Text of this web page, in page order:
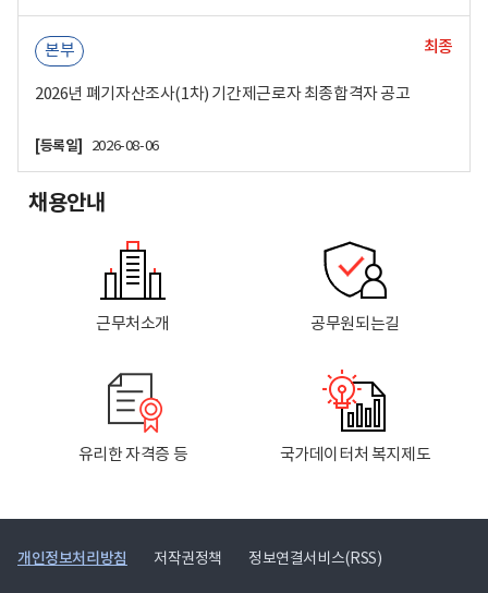
본부 최종
2026년 폐기자산조사(1차) 기간제근로자 최종합격자 공고
[등록일] 2026-08-06
채용안내
근무처소개 공무원되는길
유리한 자격증 등 국가데이터처 복지제도
개인정보처리방침 저작권정책 정보연결서비스(RSS)